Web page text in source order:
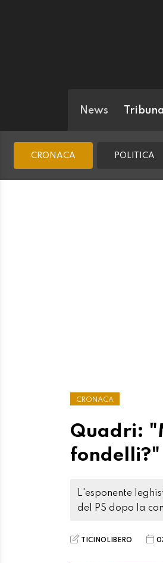
News
CRONACA POLITICA
CRONACA
Quadri:
fondelli?"
L'esponente
del PS dopo la
TICINOLIBERO